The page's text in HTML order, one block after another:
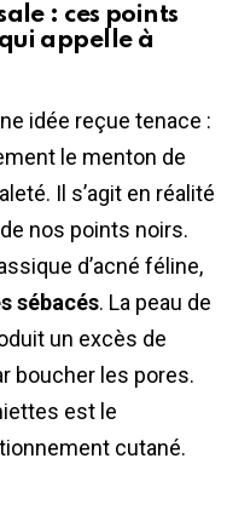
: ces points
appelle à
idée reçue tenace :
le menton de
Il s’agit en réalité
nos points noirs.
d’acné féline,
sébacés. La peau de
un excès de
boucher les pores.
est le
cutané.